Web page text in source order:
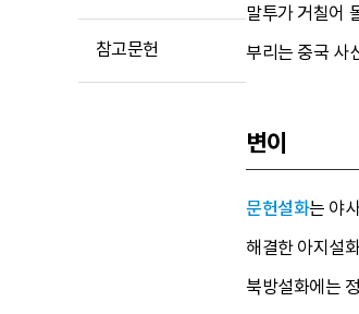
참고문헌
말투가 거칠어
부리는 중국 사
변이
문헌설화는 야
해결한 아지설
북방설화에는